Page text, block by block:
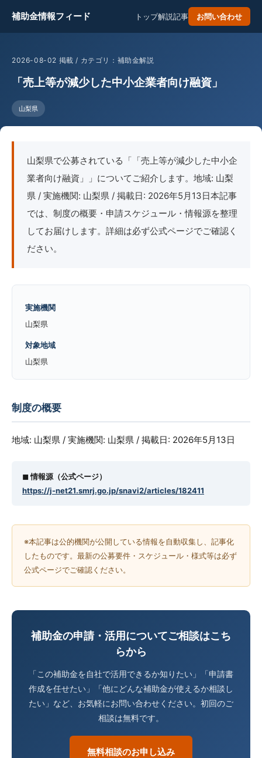
補助金情報フィード トップ解説記事 お問い合わせ
2026-08-02 掲載 / カテゴリ：補助金解説
「売上等が減少した中小企業者向け融資」
山梨県
山梨県で公募されている「「売上等が減少した中小企
業者向け融資」」についてご紹介します。地域: 山梨
県 / 実施機関: 山梨県 / 掲載日: 2026年5月13日本記事
では、制度の概要・申請スケジュール・情報源を整理
してお届けします。詳細は必ず公式ページでご確認く
ださい。
実施機関
山梨県
対象地域
山梨県
制度の概要
地域: 山梨県 / 実施機関: 山梨県 / 掲載日: 2026年5月13日
◼︎ 情報源（公式ページ）
https://j-net21.smrj.go.jp/snavi2/articles/182411
※本記事は公的機関が公開している情報を自動収集し、記事化
したものです。最新の公募要件・スケジュール・様式等は必ず
公式ページでご確認ください。
補助金の申請・活用についてご相談はこち
らから
「この補助金を自社で活用できるか知りたい」「申請書
作成を任せたい」「他にどんな補助金が使えるか相談し
たい」など、お気軽にお問い合わせください。初回のご
相談は無料です。
無料相談のお申し込み